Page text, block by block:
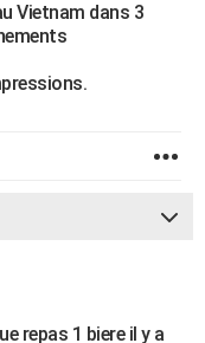
Vietnam dans 3
repas 1 biere il y a